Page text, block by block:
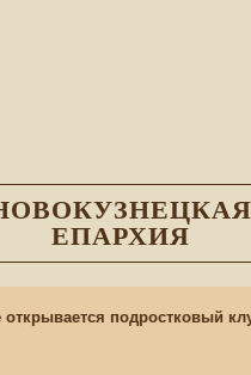
ЕПАРХИЯ
подростковый клуб